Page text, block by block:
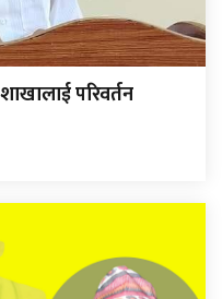
परिवर्तन